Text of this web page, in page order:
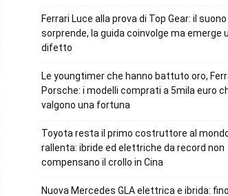
Ferrari Luce alla prova di Top Gear: il suono
sorprende, la guida coinvolge ma emerge
difetto
Le youngtimer che hanno battuto oro,
Porsche: i modelli comprati a 5mila euro
valgono una fortuna
Toyota resta il primo costruttore al
rallenta: ibride ed elettriche da record non
compensano il crollo in Cina
Nuova Mercedes GLA elettrica e ibrida: